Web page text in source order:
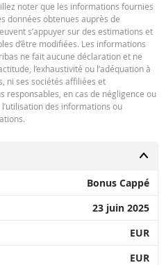
sur les prix ne constitue pas
vente de titres ou d'autres instruments
destinées à être utilisées
reproduire, distribuer ou copier ces
quelque fin que ce soit sans
De plus amples informations sont
BNP Paribas.
noter que les informations fournies
données obtenues auprès de
s’appuyer sur des estimations et
d’être modifiées. Les informations
ne fait aucune déclaration et ne
l’exhaustivité ou l’adéquation à
ni ses sociétés affiliées et
responsables, en cas de négligence ou
des informations ou
Bonus Cappé
23 juin 2025
EUR
EUR